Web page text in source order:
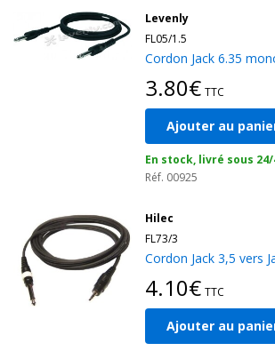
et optimisé. Associez-les à nos autres
équiper votre espace efficacement, et
câbles sono
pour compléter votre
Levenly
FL05/1.5
Cordon Jack 6.35
3.80€ TTC
Ajouter au
En stock, livré sous 24/
Réf. 00925
Hilec
FL73/3
Cordon Jack 3,5 vers
4.10€ TTC
Ajouter au